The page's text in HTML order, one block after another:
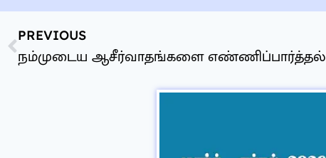
PREVIOUS
நம்முடைய ஆசீர்வாதங்களை எண்ணிப்பார்த்தல்